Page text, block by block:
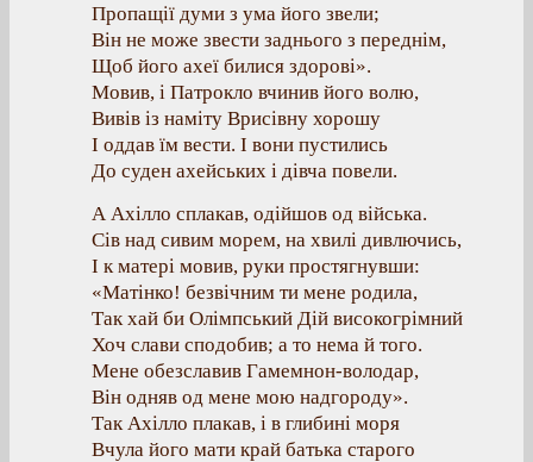
Пропащії думи з ума його звели;
Він не може звести заднього з переднім,
Щоб його ахеї билися здорові».
Мовив, і Патрокло вчинив його волю,
Вивів із наміту Врисівну хорошу
І оддав їм вести. І вони пустились
До суден ахейських і дівча повели.
А Ахілло сплакав, одійшов од війська.
Сів над сивим морем, на хвилі дивлючись,
І к матері мовив, руки простягнувши:
«Матінко! безвічним ти мене родила,
Так хай би Олімпський Дій високогрімний
Хоч слави сподобив; а то нема й того.
Мене обезславив Гамемнон-володар,
Він одняв од мене мою надгороду».
Так Ахілло плакав, і в глибині моря
Вчула його мати край батька старого